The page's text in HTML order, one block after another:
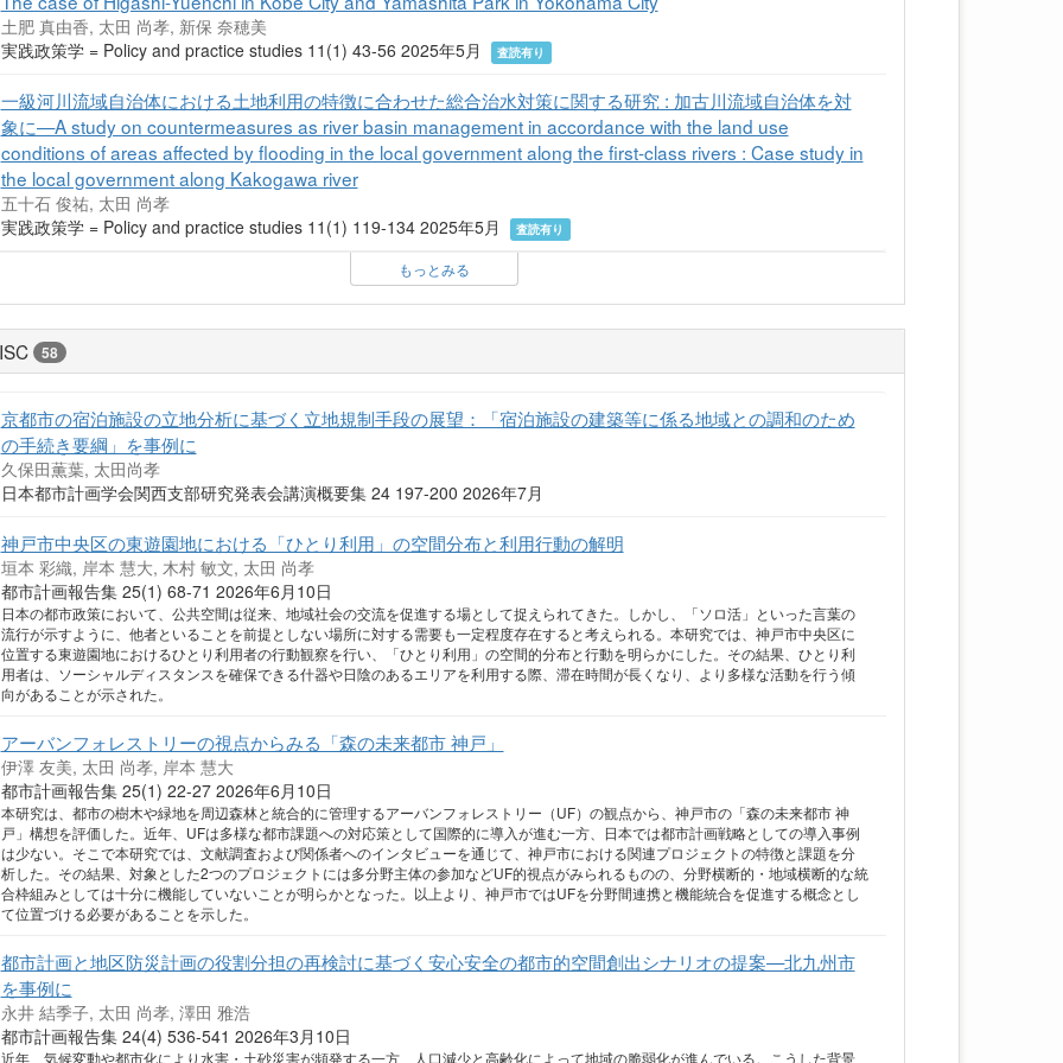
土肥 真由香, 太田 尚孝, 新保 奈穂美
実践政策学 = Policy and practice studies 11(1) 43-56 2025年5月
査読有り
一級河川流域自治体における土地利用の特徴に合わせた総合治水対策に関する研究 : 加古川流域自治体を対
象に—A study on countermeasures as river basin management in accordance with the land use
conditions of areas affected by flooding in the local government along the first-class rivers : Case study in
the local government along Kakogawa river
五十石 俊祐, 太田 尚孝
実践政策学 = Policy and practice studies 11(1) 119-134 2025年5月
査読有り
もっとみる
58
京都市の宿泊施設の立地分析に基づく立地規制手段の展望：「宿泊施設の建築等に係る地域との調和のため
の手続き要綱」を事例に
久保田薫葉, 太田尚孝
日本都市計画学会関西支部研究発表会講演概要集 24 197-200 2026年7月
神戸市中央区の東遊園地における「ひとり利用」の空間分布と利用行動の解明
垣本 彩織, 岸本 慧大, 木村 敏文, 太田 尚孝
都市計画報告集 25(1) 68-71 2026年6月10日
日本の都市政策において、公共空間は従来、地域社会の交流を促進する場として捉えられてきた。しかし、「ソロ活」といった言葉の
流行が示すように、他者といることを前提としない場所に対する需要も一定程度存在すると考えられる。本研究では、神戸市中央区に
位置する東遊園地におけるひとり利用者の行動観察を行い、「ひとり利用」の空間的分布と行動を明らかにした。その結果、ひとり利
用者は、ソーシャルディスタンスを確保できる什器や日陰のあるエリアを利用する際、滞在時間が長くなり、より多様な活動を行う傾
向があることが示された。
アーバンフォレストリーの視点からみる「森の未来都市 神戸」
伊澤 友美, 太田 尚孝, 岸本 慧大
都市計画報告集 25(1) 22-27 2026年6月10日
本研究は、都市の樹木や緑地を周辺森林と統合的に管理するアーバンフォレストリー（UF）の観点から、神戸市の「森の未来都市 神
戸」構想を評価した。近年、UFは多様な都市課題への対応策として国際的に導入が進む一方、日本では都市計画戦略としての導入事例
は少ない。そこで本研究では、文献調査および関係者へのインタビューを通じて、神戸市における関連プロジェクトの特徴と課題を分
析した。その結果、対象とした2つのプロジェクトには多分野主体の参加などUF的視点がみられるものの、分野横断的・地域横断的な統
合枠組みとしては十分に機能していないことが明らかとなった。以上より、神戸市ではUFを分野間連携と機能統合を促進する概念とし
て位置づける必要があることを示した。
都市計画と地区防災計画の役割分担の再検討に基づく安心安全の都市的空間創出シナリオの提案—北九州市
を事例に
永井 結季子, 太田 尚孝, 澤田 雅浩
都市計画報告集 24(4) 536-541 2026年3月10日
近年、気候変動や都市化により水害・土砂災害が頻発する一方、人口減少と高齢化によって地域の脆弱化が進んでいる。こうした背景